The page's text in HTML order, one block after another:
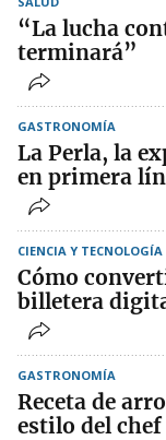
“La lucha
terminará”
GASTRONOMÍA
La Perla, la
en primera
CIENCIA Y TECNOLOGÍA
Cómo
billetera
GASTRONOMÍA
Receta de
estilo del